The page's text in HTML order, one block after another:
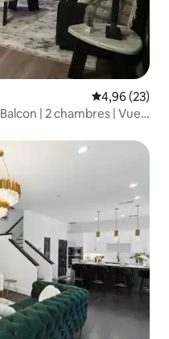
Évaluation
4,96 (23)
| 2 chambres | Vue